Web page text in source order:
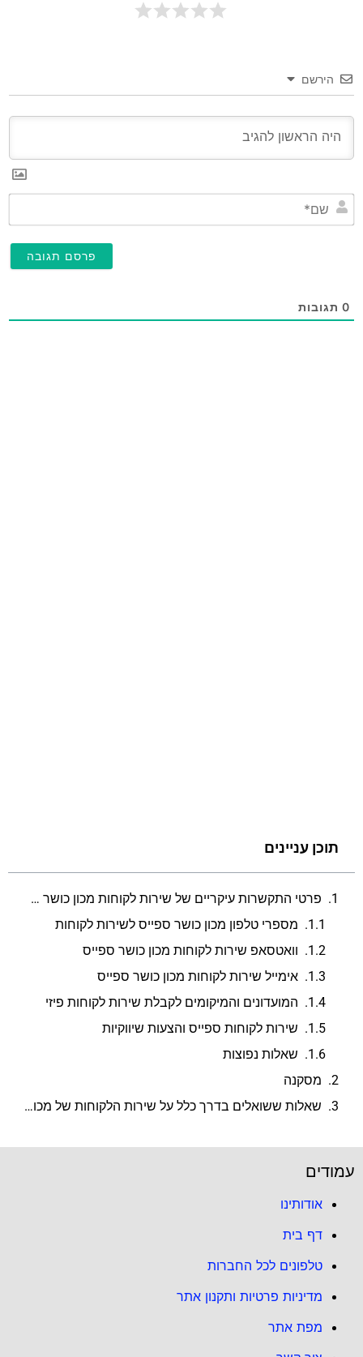
הירשם
0 תגובות
תוכן עניינים
פרטי התקשרות עיקריים של שירות לקוחות מכון כושר ספייס
מספרי טלפון מכון כושר ספייס לשירות לקוחות
וואטסאפ שירות לקוחות מכון כושר ספייס
אימייל שירות לקוחות מכון כושר ספייס
המועדונים והמיקומים לקבלת שירות לקוחות פיזי
שירות לקוחות ספייס והצעות שיווקיות
שאלות נפוצות
מסקנה
שאלות ששואלים בדרך כלל על שירות הלקוחות של מכון כושר ספייס (Space)
עמודים
אודותינו
דף בית
טלפונים לכל החברות
מדיניות פרטיות ותקנון אתר
מפת אתר